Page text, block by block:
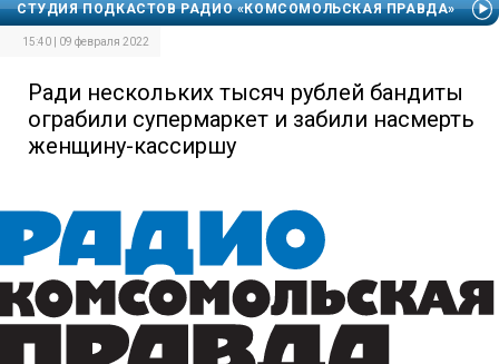
СТУДИЯ ПОДКАСТОВ РАДИО «КОМСОМОЛЬСКАЯ ПРАВДА»
15:40 | 09 февраля 2022
Ради нескольких тысяч рублей бандиты
ограбили супермаркет и забили насмерть
женщину-кассиршу